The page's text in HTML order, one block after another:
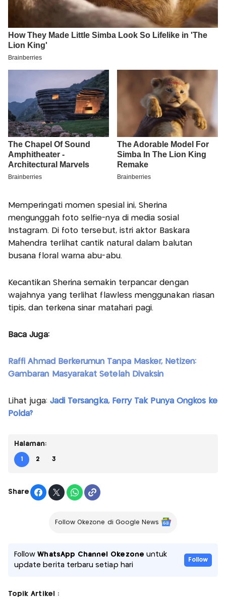
Memperingati momen spesial ini, Sherina
mengunggah foto selfie-nya di media sosial
Instagram. Di foto tersebut, istri aktor Baskara
Mahendra terlihat cantik natural dalam balutan
busana floral warna abu-abu.
Kecantikan Sherina semakin terpancar dengan
wajahnya yang terlihat flawless menggunakan riasan
tipis, dan terkena sinar matahari pagi.
Baca Juga:
Raffi Ahmad Berkerumun Tanpa Masker, Netizen:
Gambaran Masyarakat Setelah Divaksin
Lihat juga: Jadi Tersangka, Ferry Tak Punya Ongkos ke
Polda?
Halaman:
1 2 3
Share
Follow Okezone di Google News
FollowWhatsApp Channel Okezone untuk
update berita terbaru setiap hari
Follow
Topik Artikel :